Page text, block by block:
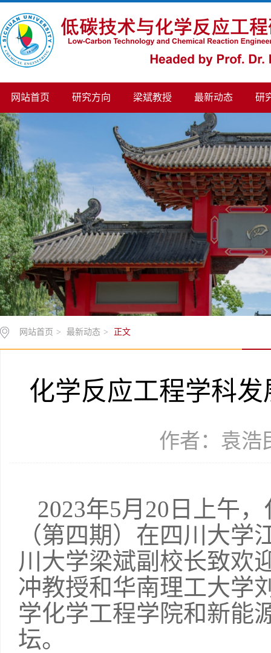
网站首页 研究方向 梁斌教授 最新动态 研
网站首页 > 最新动态 > 正文
化学反应工程学科
作者：袁浩
2023年5月20日上午
（第四期）在四川大学
川大学梁斌副校长致欢
冲教授和华南理工大学
学化学工程学院和新能
坛。